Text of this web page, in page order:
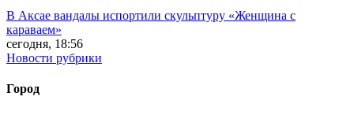
В Аксае вандалы испортили скульптуру «Женщина с
караваем»
сегодня, 18:56
Новости рубрики
Город